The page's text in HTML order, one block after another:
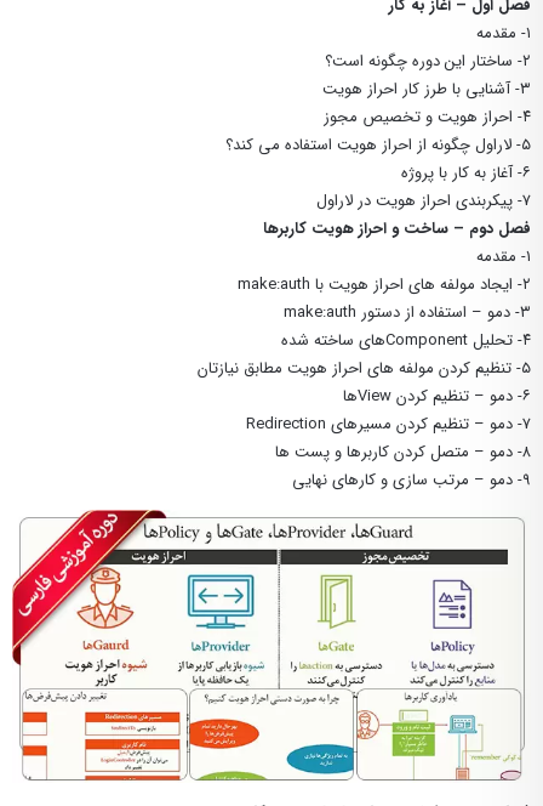
فصل اول – آغاز به کار
۱- مقدمه
۲- ساختار این دوره چگونه است؟
۳- آشنایی با طرز کار احراز هویت
۴- احراز هویت و تخصیص مجوز
۵- لاراول چگونه از احراز هویت استفاده می کند؟
۶- آغاز به کار با پروژه
۷- پیکربندی احراز هویت در لاراول
فصل دوم – ساخت و احراز هویت کاربرها
۱- مقدمه
۲- ایجاد مولفه های احراز هویت با make:auth
۳- دمو – استفاده از دستور make:auth
۴- تحلیل Componentهای ساخته شده
۵- تنظیم کردن مولفه های احراز هویت مطابق نیازتان
۶- دمو – تنظیم کردن Viewها
۷- دمو – تنظیم کردن مسیرهای Redirection
۸- دمو – متصل کردن کاربرها و پست ها
۹- دمو – مرتب سازی و کارهای نهایی